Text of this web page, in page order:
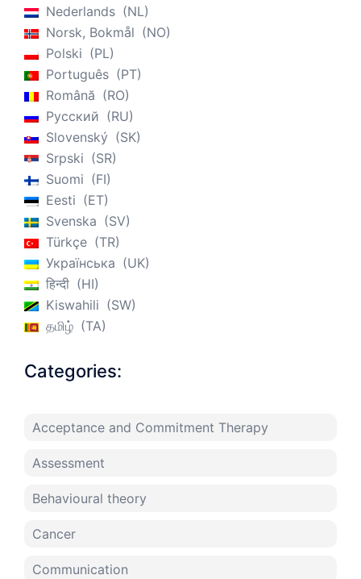
Nederlands
NL
Norsk, Bokmål
NO
Polski
PL
Português
PT
Română
RO
Русский
RU
Slovenský
SK
Srpski
SR
Suomi
FI
Eesti
ET
Svenska
SV
Türkçe
TR
Українська
UK
हिन्दी
HI
Kiswahili
SW
தமிழ்
TA
Categories:
Acceptance and Commitment Therapy
Assessment
Behavioural theory
Cancer
Communication